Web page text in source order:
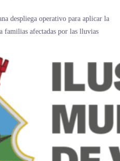
despliega operativo para aplicar la
familias afectadas por las lluvias